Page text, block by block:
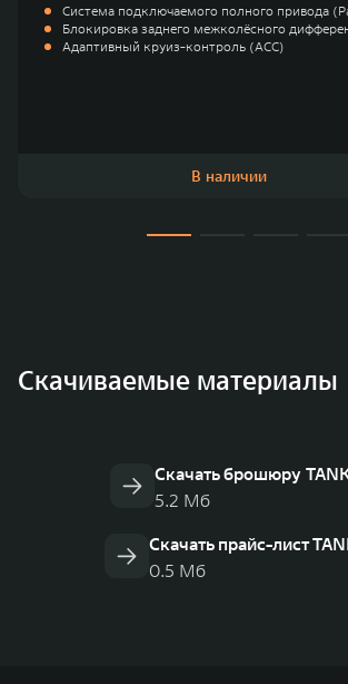
Система подключаемого полного привода
Блокировка заднего межколёсного
Адаптивный круиз-контроль (ACC)
В наличии
Скачиваемые материалы
Скачать брошюру
5.2 Мб
Скачать прайс-лист
0.5 Мб